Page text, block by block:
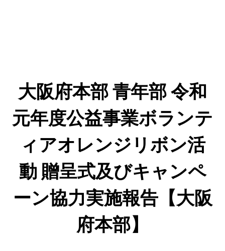
大阪府本部 青年部 令和
元年度公益事業ボランテ
ィアオレンジリボン活
動 贈呈式及びキャンペ
ーン協力実施報告【大阪
府本部】